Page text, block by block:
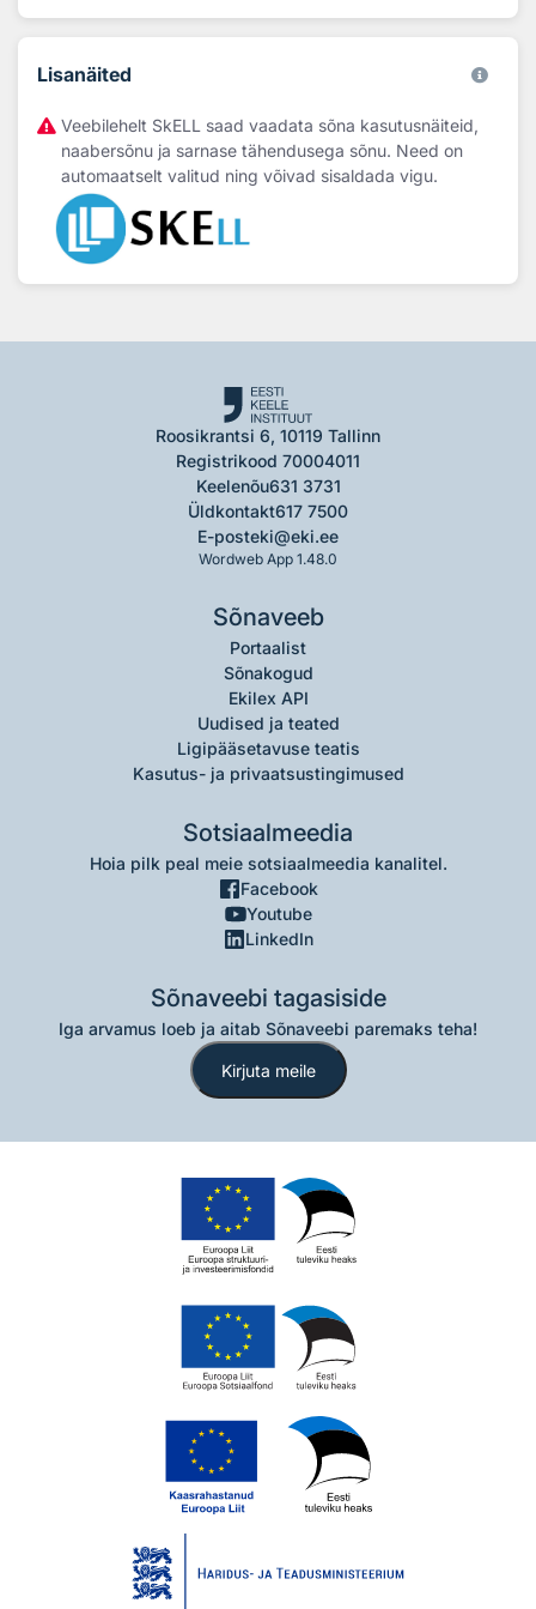
Lisanäited
Veebilehelt SkELL saad vaadata sõna kasutusnäiteid,
naabersõnu ja sarnase tähendusega sõnu. Need on
automaatselt valitud ning võivad sisaldada vigu.
Roosikrantsi 6, 10119 Tallinn
Registrikood 70004011
Keelenõu631 3731
Üldkontakt617 7500
E-posteki@eki.ee
Wordweb App 1.48.0
Sõnaveeb
Portaalist
Sõnakogud
Ekilex API
Uudised ja teated
Ligipääsetavuse teatis
Kasutus- ja privaatsustingimused
Sotsiaalmeedia
Hoia pilk peal meie sotsiaalmeedia kanalitel.
Facebook
Youtube
LinkedIn
Sõnaveebi tagasiside
Iga arvamus loeb ja aitab Sõnaveebi paremaks teha!
Kirjuta meile